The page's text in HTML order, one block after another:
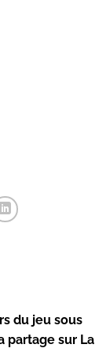
du jeu sous
partage sur La